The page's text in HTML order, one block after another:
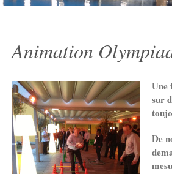
Animation
Une
sur
De